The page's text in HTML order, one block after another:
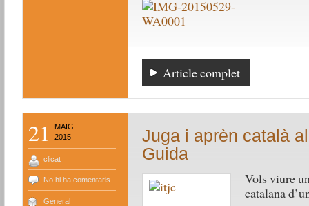
Article complet
21
MAIG
2015
clicat
No hi ha comentaris
General
Juga i aprèn català
Guida
Vols viure
catalana